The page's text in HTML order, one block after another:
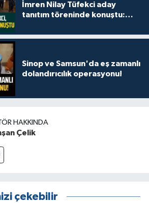
İmren Nilay Tüfekci aday
tanıtım töreninde konuştu:
Sinop ve Samsun'da eş zamanlı
dolandırıcılık operasyonu!
HAKKINDA
Çelik
çekebilir